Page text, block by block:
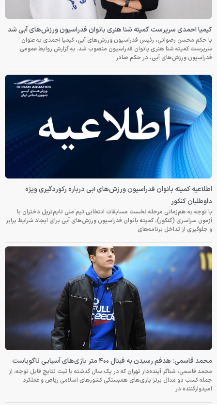
کیمیا احمدی سرپرست کمیته شنا هنری بانوان فدراسیون ورزش‌های آبی شد
با حکم محسن رضوانی، رئیس فدراسیون ورزش‌های آبی، کیمیا احمدی به عنوان
سرپرست کمیته شنا هنری بانوان فدراسیون منصوب شد. به گزارش روابط عمومی
فدراسیون ورزش‌های آبی، در حکم صادر
اطلاعیه کمیته بانوان فدراسیون ورزش‌های آبی درباره رکوردگیری ویژه
داوطلبان کنکور
با توجه به هم‌زمانی مرحله نخست مسابقات انتخابی تیم ملی تایم‌تریل دختران با
آزمون سراسری (کنکور)، کمیته بانوان فدراسیون ورزش‌های آبی برای ایجاد شرایط برابر
و جلوگیری از تداخل برنامه‌های
محمد قاسمی: هدفم رسیدن به فینال ۴۰۰ متر بازی‌های آسیایی ناگویاست
محمد قاسمی، شناگر آینده‌دار تهران که در یک سال گذشته با ثبت نتایج قابل توجه، از
جمله کسب دو مدال برنز بازی‌های همبستگی کشورهای اسلامی ریاض و عملکرد
امیدوارکننده در